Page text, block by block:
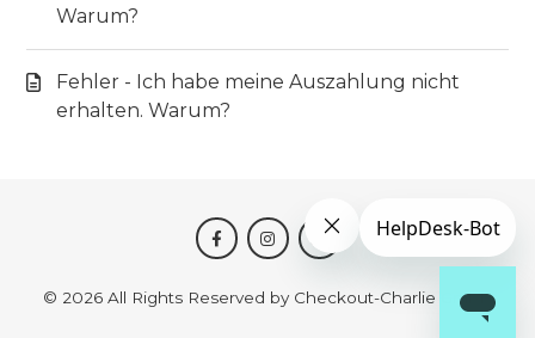
Warum?
Fehler - Ich habe meine Auszahlung nicht
erhalten. Warum?
© 2026All Rights Reserved by Checkout-Charlie GmbH